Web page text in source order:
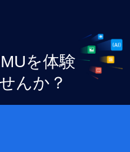
を体験
んか？